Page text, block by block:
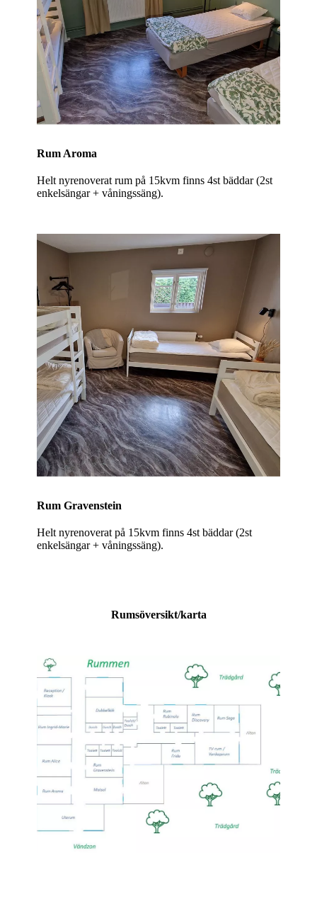
Rum Aroma
Helt nyrenoverat rum på 15kvm finns 4st bäddar (2st
enkelsängar + våningssäng).
Rum Gravenstein
Helt nyrenoverat på 15kvm finns 4st bäddar (2st
enkelsängar + våningssäng).
Rumsöversikt/karta